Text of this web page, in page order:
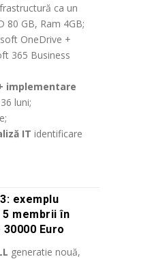
ca un
80 GB, Ram 4GB;
OneDrive +
365 Business
implementare
luni;
IT identificare
exemplu
5 membrii în
Euro
generatie nouă,